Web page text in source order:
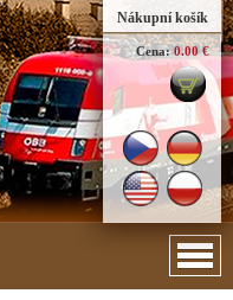
Nákupní košík
Cena: 0.00 €